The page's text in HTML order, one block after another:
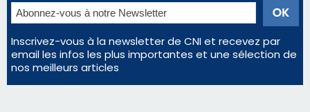
Éclipse du 12 août : Où s'installer en Corse pour
profiter pleinement du spectacle ?
En Corse, un début de saison marqué par une
consommation en recul dans les restaurants